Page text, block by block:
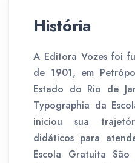
História
A Editora Vozes foi
de 1901, em
Estado do Rio de
Typographia da
iniciou sua
didáticos para
Escola Gratuita